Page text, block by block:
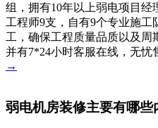
组，拥有10年以上弱电项目经
工程师9支，自有9个专业施
工，确保工程质量品质以及周
并有7*24小时客服在线，无忧
→
弱电机房装修主要有哪些